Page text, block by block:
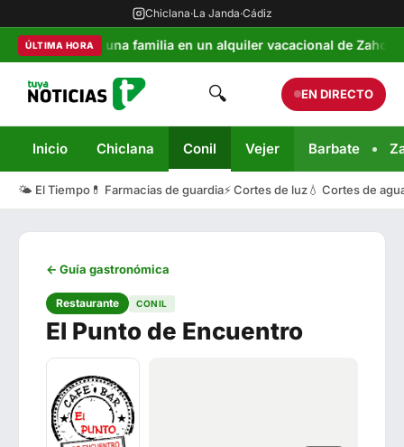
Chiclana·La Janda·Cádiz
ÚLTIMA HORA
denuncia de una familia en un alquiler vacacional de Zahora
🔍 EN DIRECTO
Inicio Chiclana Conil Vejer Barbate
🌤️ El Tiempo 💊 Farmacias de guardia⚡ Cortes de luz💧 Cortes de
← Guía gastronómica
Restaurante CONIL
El Punto de Encuentro